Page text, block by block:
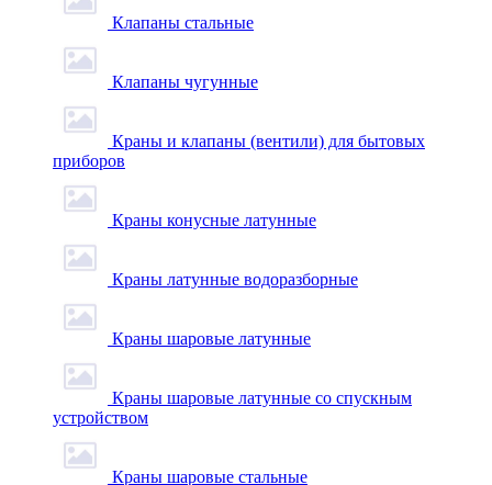
Клапаны стальные
Клапаны чугунные
Краны и клапаны (вентили) для бытовых
приборов
Краны конусные латунные
Краны латунные водоразборные
Краны шаровые латунные
Краны шаровые латунные со спускным
устройством
Краны шаровые стальные